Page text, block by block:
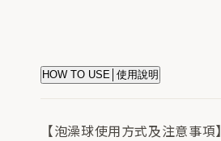
HOW TO USE│使用說明
【泡澡球使用方式及注意事項】